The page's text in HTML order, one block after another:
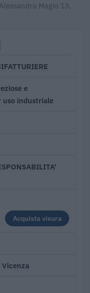
Magio 13,
e
uso industriale
Acquista visura
Vicenza